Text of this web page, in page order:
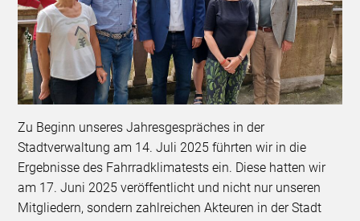
Zu Beginn unseres Jahresgespräches in der
Stadtverwaltung am 14. Juli 2025 führten wir in die
Ergebnisse des Fahrradklimatests ein. Diese hatten wir
am 17. Juni 2025 veröffentlicht und nicht nur unseren
Mitgliedern, sondern zahlreichen Akteuren in der Stadt